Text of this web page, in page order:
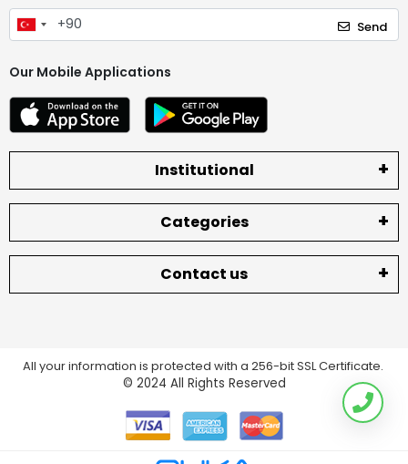
Send
Our Mobile Applications
Institutional
Categories
Contact us
All your information is protected with a 256-bit SSL Certificate.
© 2024 All Rights Reserved